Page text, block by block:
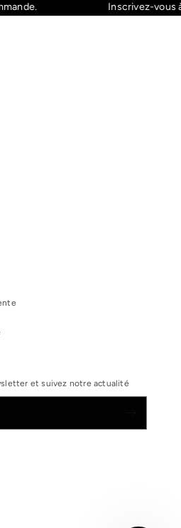
Inscrivez-vous à
et suivez notre actualité